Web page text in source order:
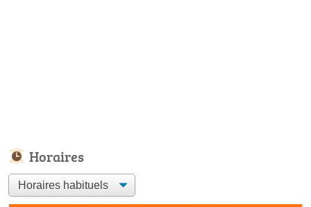
Horaires